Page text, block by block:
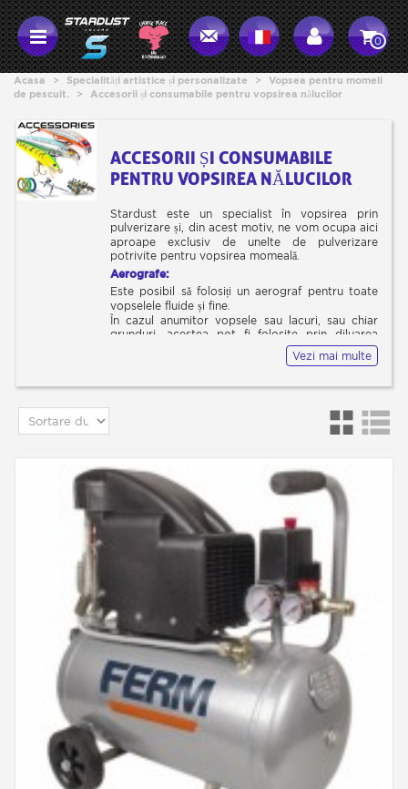
0
Acasa > Specialități artistice și personalizate >
Vopsea pentru momeli
de pescuit.
> Accesorii și consumabile pentru vopsirea nălucilor
ACCESORII ȘI CONSUMABILE
PENTRU VOPSIREA NĂLUCILOR
Stardust este un specialist în vopsirea prin
pulverizare și, din acest motiv, ne vom ocupa aici
aproape exclusiv de unelte de pulverizare
potrivite pentru vopsirea momeală.
Aerografe:
Este posibil să folosiți un aerograf pentru toate
vopselele fluide și fine.
În cazul anumitor vopsele sau lacuri, sau chiar
grunduri, acestea pot fi folosite prin diluarea
Aerograful este un instrument nu atât de ușor de
esență o chestiune de a ști cum să îl îngrijești, să îl
Din acest motiv, pentru a nu adăuga dificultăți,
economic, pentru a avea un instrument robust și
durabil.
Alegeți un aerograf cu o duză mai mare de 0,3
mm și, dacă este posibil, 0,5 mm pentru vopsirea
momeală. Duzele foarte fine sunt rezervate în
esență desenului artistic și lucrărilor de precizie.
Preferați un aerograf de aspirație, mai degrabă
decât un aerograf gravitațional, pentru a avea o
capacitate mai mare de pulverizare a lacurilor.
După toate aceste explicații, veți înțelege că
alegerea noastră merge în mod firesc la BADGER
150, care este un instrument perfect pentru toate
terenurile pentru vopsirea momelilor, datorită
simplității sale, preciziei sale și capacității sale de
a pulveriza toate produsele.
Desigur, veți găsi mai multe opțiuni și accesorii
vizitând categoria noastră de aerografe mari
Pistoale și aerografe
Vezi mai multe